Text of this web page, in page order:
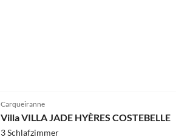
Carqueiranne
Villa VILLA JADE HYÈRES COSTEBELLE
3 Schlafzimmer